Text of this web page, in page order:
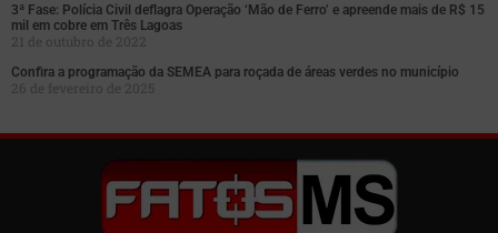
3ª Fase: Polícia Civil deflagra Operação ‘Mão de Ferro’ e apreende mais de R$ 15
mil em cobre em Três Lagoas
21 de outubro de 2022
Confira a programação da SEMEA para roçada de áreas verdes no município
26 de fevereiro de 2025